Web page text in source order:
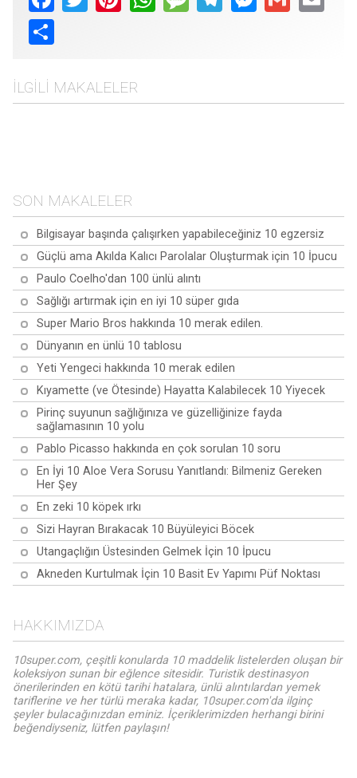
Share
İLGILI MAKALELER
SON MAKALELER
Bilgisayar başında çalışırken yapabileceğiniz 10 egzersiz
Güçlü ama Akılda Kalıcı Parolalar Oluşturmak için 10 İpucu
Paulo Coelho'dan 100 ünlü alıntı
Sağlığı artırmak için en iyi 10 süper gıda
Super Mario Bros hakkında 10 merak edilen.
Dünyanın en ünlü 10 tablosu
Yeti Yengeci hakkında 10 merak edilen
Kıyamette (ve Ötesinde) Hayatta Kalabilecek 10 Yiyecek
Pirinç suyunun sağlığınıza ve güzelliğinize fayda
sağlamasının 10 yolu
Pablo Picasso hakkında en çok sorulan 10 soru
En İyi 10 Aloe Vera Sorusu Yanıtlandı: Bilmeniz Gereken
Her Şey
En zeki 10 köpek ırkı
Sizi Hayran Bırakacak 10 Büyüleyici Böcek
Utangaçlığın Üstesinden Gelmek İçin 10 İpucu
Akneden Kurtulmak İçin 10 Basit Ev Yapımı Püf Noktası
HAKKIMIZDA
10super.com, çeşitli konularda 10 maddelik listelerden oluşan bir
koleksiyon sunan bir eğlence sitesidir. Turistik destinasyon
önerilerinden en kötü tarihi hatalara, ünlü alıntılardan yemek
tariflerine ve her türlü meraka kadar, 10super.com'da ilginç
şeyler bulacağınızdan eminiz. İçeriklerimizden herhangi birini
beğendiyseniz, lütfen paylaşın!